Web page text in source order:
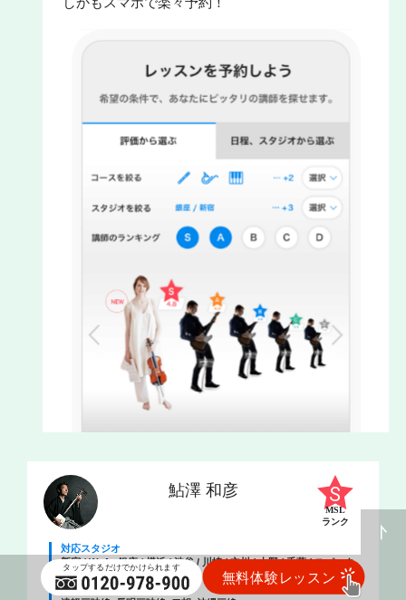
鮎澤 和彦
MSL
ランク
対応スタジオ
新宿 / WeArt銀座 / 横浜 / 渋谷 / 川崎 / 立川 / 上野 / 千葉 / スパーク
リング大宮 / 錦糸町
対応コース